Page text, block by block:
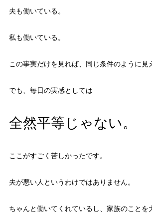
夫も働いている。
私も働いている。
この事実だけを見れば、同じ条件のように見
でも、毎日の実感としては
全然平等じゃない。
ここがすごく苦しかったです。
夫が悪い人というわけではありません。
ちゃんと働いてくれているし、家族のことを